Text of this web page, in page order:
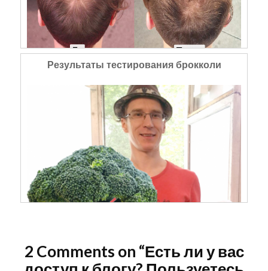
Результаты тестирования брокколи
2 Comments on “Есть ли у вас